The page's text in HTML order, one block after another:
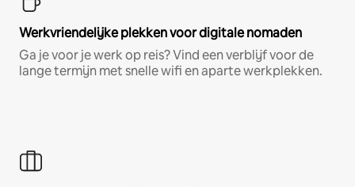
Werkvriendelijke plekken voor digitale nomaden
Ga je voor je werk op reis? Vind een verblijf voor de
lange termijn met snelle wifi en aparte werkplekken.